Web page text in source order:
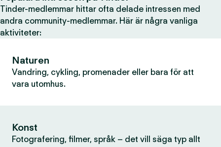
Tinder-medlemmar hittar ofta delade intressen med
andra community-medlemmar. Här är några vanliga
aktiviteter:
Naturen
Vandring, cykling, promenader eller bara för att
vara utomhus.
Konst
Fotografering, filmer, språk – det vill säga typ allt